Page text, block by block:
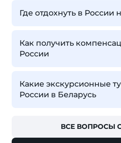
Где отдохнуть в России
Как получить
России
Какие экскурсионные
России в Беларусь
ВСЕ ВОПРОСЫ